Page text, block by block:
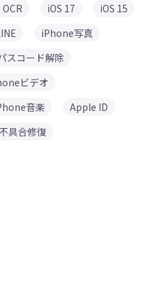
OCR iOS 17
iOS 15
iPhone写真
スコード解除
ビデオ
音楽
Apple ID
具合修復